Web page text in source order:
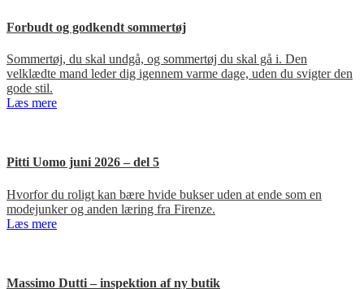
Forbudt og godkendt sommertøj
Sommertøj, du skal undgå, og sommertøj du skal gå i. Den
velklædte mand leder dig igennem varme dage, uden du svigter den
gode stil.
Læs mere
Pitti Uomo juni 2026 – del 5
Hvorfor du roligt kan bære hvide bukser uden at ende som en
modejunker og anden læring fra Firenze.
Læs mere
Massimo Dutti – inspektion af ny butik